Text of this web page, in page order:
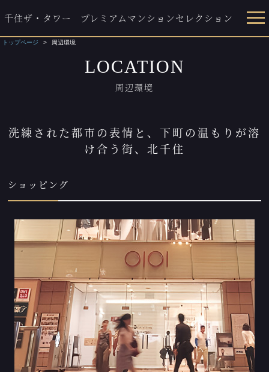
千住ザ・タワー プレミアムマンションセレクション
トップページ 周辺環境
LOCATION
周辺環境
洗練された都市の表情と、下町の温もりが溶
け合う街、北千住
ショッピング